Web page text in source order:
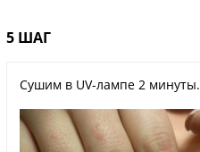
5 ШАГ
Сушим в UV-лампе 2 минуты.